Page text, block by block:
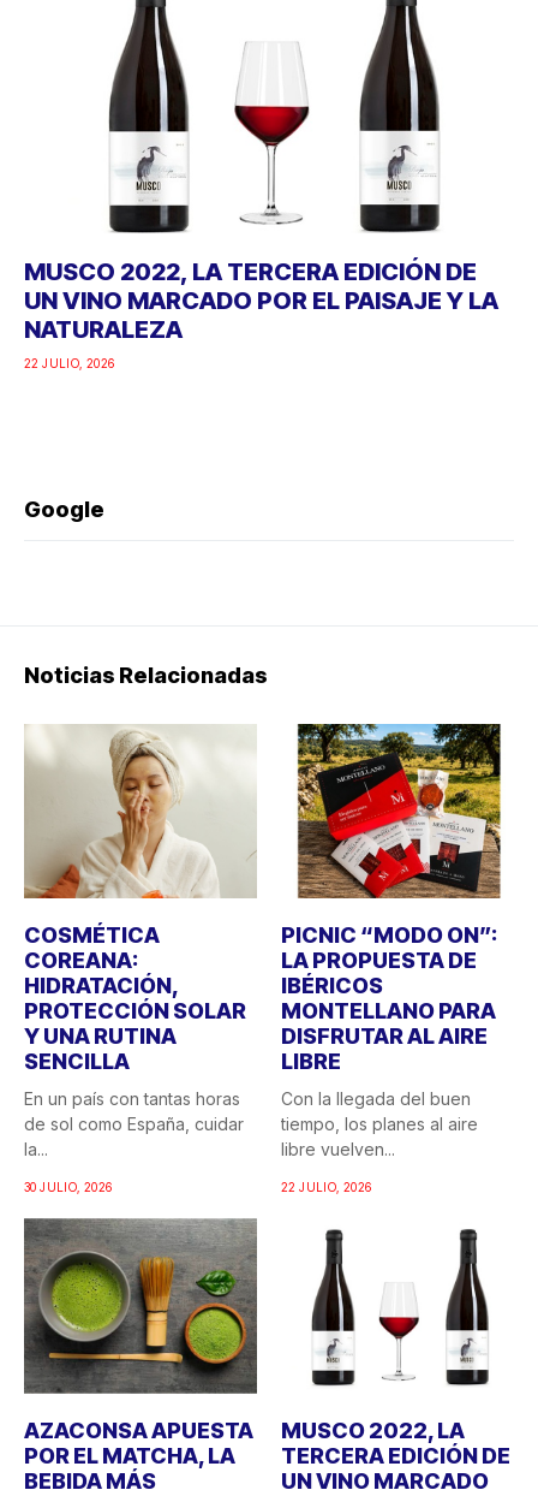
MUSCO 2022, LA TERCERA EDICIÓN DE
UN VINO MARCADO POR EL PAISAJE Y LA
NATURALEZA
22 JULIO, 2026
Google
Noticias Relacionadas
COSMÉTICA
COREANA:
HIDRATACIÓN,
PROTECCIÓN SOLAR
Y UNA RUTINA
SENCILLA
En un país con tantas horas
de sol como España, cuidar
la...
30 JULIO, 2026
PICNIC “MODO ON”:
LA PROPUESTA DE
IBÉRICOS
MONTELLANO PARA
DISFRUTAR AL AIRE
LIBRE
Con la llegada del buen
tiempo, los planes al aire
libre vuelven...
22 JULIO, 2026
AZACONSA APUESTA
POR EL MATCHA, LA
BEBIDA MÁS
MUSCO 2022, LA
TERCERA EDICIÓN DE
UN VINO MARCADO